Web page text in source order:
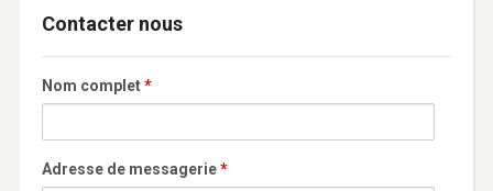
Contacter nous
Nom complet*
Adresse de messagerie*